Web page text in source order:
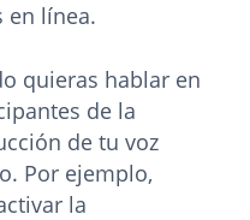
en línea.
quieras hablar en
de la
de tu voz
Por ejemplo,
la